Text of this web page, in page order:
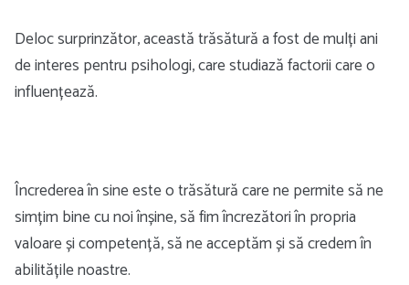
Deloc surprinzător, această trăsătură a fost de mulți ani
de interes pentru psihologi, care studiază factorii care o
influențează.
Încrederea în sine este o trăsătură care ne permite să ne
simțim bine cu noi înșine, să fim încrezători în propria
valoare și competență, să ne acceptăm și să credem în
abilitățile noastre.